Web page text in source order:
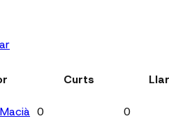
Curts
0 0